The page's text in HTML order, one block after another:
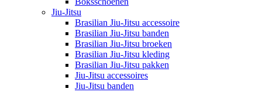
Jiu-Jitsu
Brasilian Jiu-Jitsu accessoire
Brasilian Jiu-Jitsu banden
Brasilian Jiu-Jitsu broeken
Brasilian Jiu-Jitsu kleding
Brasilian Jiu-Jitsu pakken
Jiu-Jitsu accessoires
Jiu-Jitsu banden